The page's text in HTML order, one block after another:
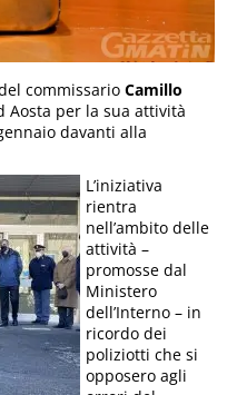
commissarioCamillo
Aosta per la sua attività
davanti alla
L’iniziativa
rientra
nell’ambito delle
attività –
promosse dal
Ministero
dell’Interno – in
ricordo dei
poliziotti che si
opposero agli